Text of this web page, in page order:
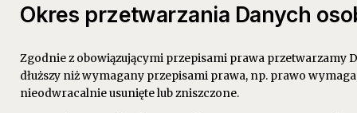
Okres przetwarzania Danych
Zgodnie z obowiązującymi przepisami prawa przetwarzamy
dłuższy niż wymagany przepisami prawa, np. prawo
nieodwracalnie usunięte lub zniszczone.